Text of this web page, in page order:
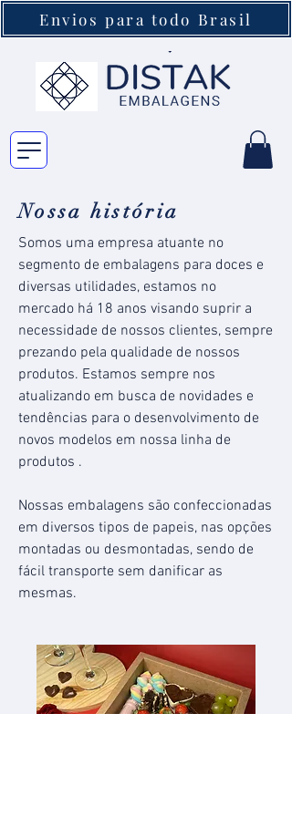
Envios para todo Brasil
Nossa história
Somos uma empresa atuante no
segmento de embalagens para doces e
diversas utilidades, estamos no
mercado há 18 anos visando suprir a
necessidade de nossos clientes, sempre
prezando pela qualidade de nossos
produtos. Estamos sempre nos
atualizando em busca de novidades e
tendências para o desenvolvimento de
novos modelos em nossa linha de
produtos .
Nossas embalagens são confeccionadas
em diversos tipos de papeis, nas opções
montadas ou desmontadas, sendo de
fácil transporte sem danificar as
mesmas.